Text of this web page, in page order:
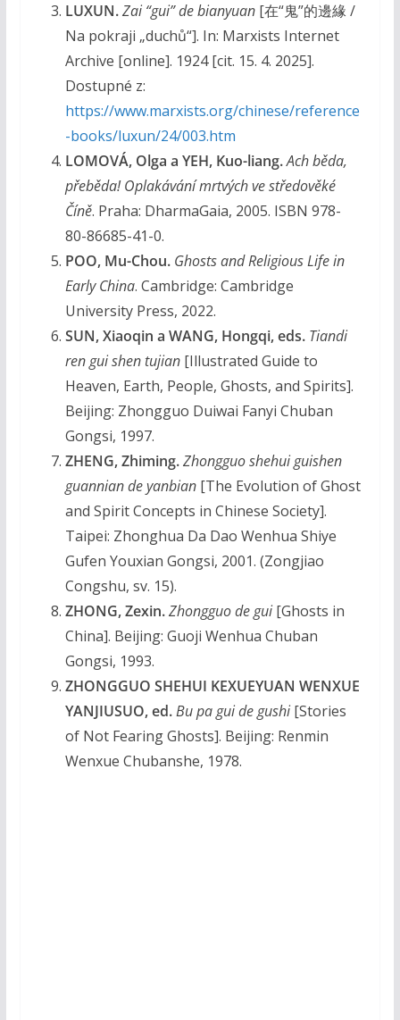
LUXUN.Zai “gui” de bianyuan[在“鬼”的邊緣 /
Na pokraji „duchů“]. In: Marxists Internet
Archive [online]. 1924 [cit. 15. 4. 2025].
Dostupné z:
https://www.marxists.org/chinese/reference
-books/luxun/24/003.htm
LOMOVÁ, Olga a YEH, Kuo-liang.Ach běda,
přeběda! Oplakávání mrtvých ve středověké
Číně. Praha: DharmaGaia, 2005. ISBN 978-
80-86685-41-0.
POO, Mu-Chou. Ghosts and Religious Life in
Early China. Cambridge: Cambridge
University Press, 2022.
SUN, Xiaoqin a WANG, Hongqi, eds. Tiandi
ren gui shen tujian[Illustrated Guide to
Heaven, Earth, People, Ghosts, and Spirits].
Beijing: Zhongguo Duiwai Fanyi Chuban
Gongsi, 1997.
ZHENG, Zhiming.Zhongguo shehui guishen
guannian de yanbian[The Evolution of Ghost
and Spirit Concepts in Chinese Society].
Taipei: Zhonghua Da Dao Wenhua Shiye
Gufen Youxian Gongsi, 2001. (Zongjiao
Congshu, sv. 15).
ZHONG, Zexin.Zhongguo de gui[Ghosts in
China]. Beijing: Guoji Wenhua Chuban
Gongsi, 1993.
ZHONGGUO SHEHUI KEXUEYUAN WENXUE
YANJIUSUO, ed.Bu pa gui de gushi[Stories
of Not Fearing Ghosts]. Beijing: Renmin
Wenxue Chubanshe, 1978.